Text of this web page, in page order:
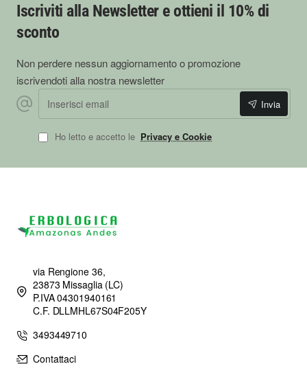
Iscriviti alla Newsletter e ottieni il 10% di
sconto
Non perdere nessun aggiornamento o promozione
iscrivendoti alla nostra newsletter
Inserisci
email
Invia
Ho letto e accetto le Privacy e Cookie
via Rengione 36,
23873 Missaglia (LC)
P.IVA 04301940161
C.F. DLLMHL67S04F205Y
3493449710
Contattaci